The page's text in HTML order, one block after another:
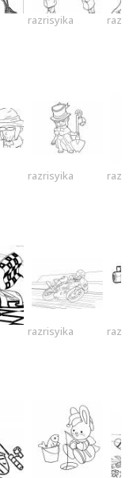
razrisyika
razrisyika
razrisyika